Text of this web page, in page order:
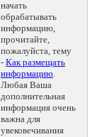
начать
обрабатывать
информацию,
прочитайте,
пожалуйста, тему
- Как размещать
информацию.
Любая Ваша
дополнительная
информация очень
важна для
увековечивания